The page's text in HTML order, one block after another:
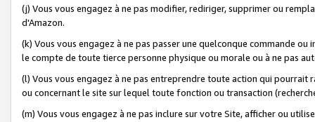
(j) Vous vous engagez à ne pas modifier, rediriger, supprimer ou
d'Amazon.
(k) Vous vous engagez à ne pas passer une quelconque commande
le compte de toute tierce personne physique ou morale ou à ne pas
(l) Vous vous engagez à ne pas entreprendre toute action qui
ou concernant le site sur lequel toute fonction ou transaction
(m) Vous vous engagez à ne pas inclure sur votre Site, afficher ou